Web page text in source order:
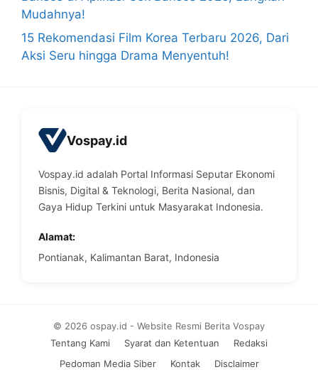
Mudahnya!
15 Rekomendasi Film Korea Terbaru 2026, Dari
Aksi Seru hingga Drama Menyentuh!
Vospay.id
Vospay.id adalah Portal Informasi Seputar Ekonomi
Bisnis, Digital & Teknologi, Berita Nasional, dan
Gaya Hidup Terkini untuk Masyarakat Indonesia.
Alamat:
Pontianak, Kalimantan Barat, Indonesia
Tentang Kami Syarat dan Ketentuan
Redaksi
Pedoman Media Siber
Kontak Disclaimer
© 2026 ospay.id - Website Resmi Berita Vospay